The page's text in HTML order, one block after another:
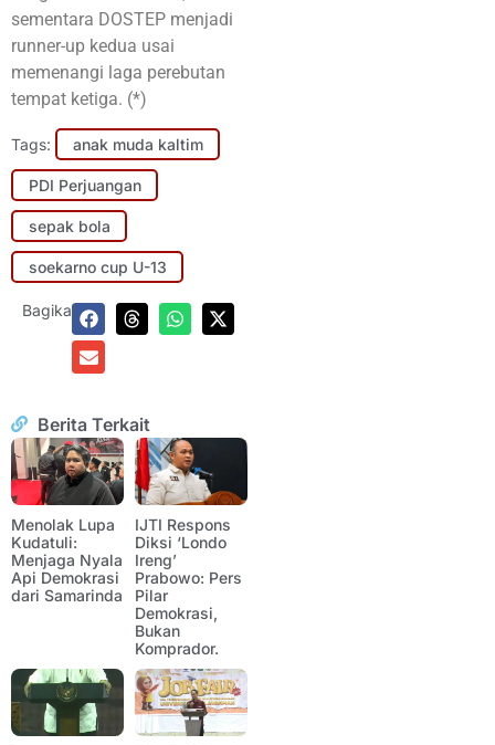
sementara DOSTEP menjadi
runner-up kedua usai
memenangi laga perebutan
tempat ketiga. (*)
Tags: anak muda kaltim
PDI Perjuangan
sepak bola
soekarno cup U-13
Bagikan:
Berita Terkait
Menolak Lupa
Kudatuli:
Menjaga Nyala
Api Demokrasi
dari Samarinda
IJTI Respons
Diksi ‘Londo
Ireng’
Prabowo: Pers
Pilar
Demokrasi,
Bukan
Komprador.